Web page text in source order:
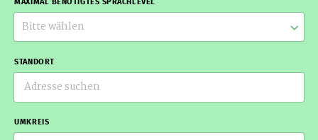
Bitte wählen
STANDORT
UMKREIS